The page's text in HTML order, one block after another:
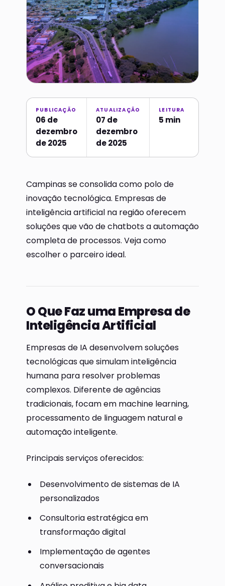
PUBLICAÇÃO
06 de
dezembro
de 2025
ATUALIZAÇÃO
07 de
dezembro
de 2025
LEITURA
5 min
Campinas se consolida como polo de
inovação tecnológica. Empresas de
inteligência artificial na região oferecem
soluções que vão de chatbots a automação
completa de processos. Veja como
escolher o parceiro ideal.
O Que Faz uma Empresa de
Inteligência Artificial
Empresas de IA desenvolvem soluções
tecnológicas que simulam inteligência
humana para resolver problemas
complexos. Diferente de agências
tradicionais, focam em machine learning,
processamento de linguagem natural e
automação inteligente.
Principais serviços oferecidos:
Desenvolvimento de sistemas de IA
personalizados
Consultoria estratégica em
transformação digital
Implementação de agentes
conversacionais